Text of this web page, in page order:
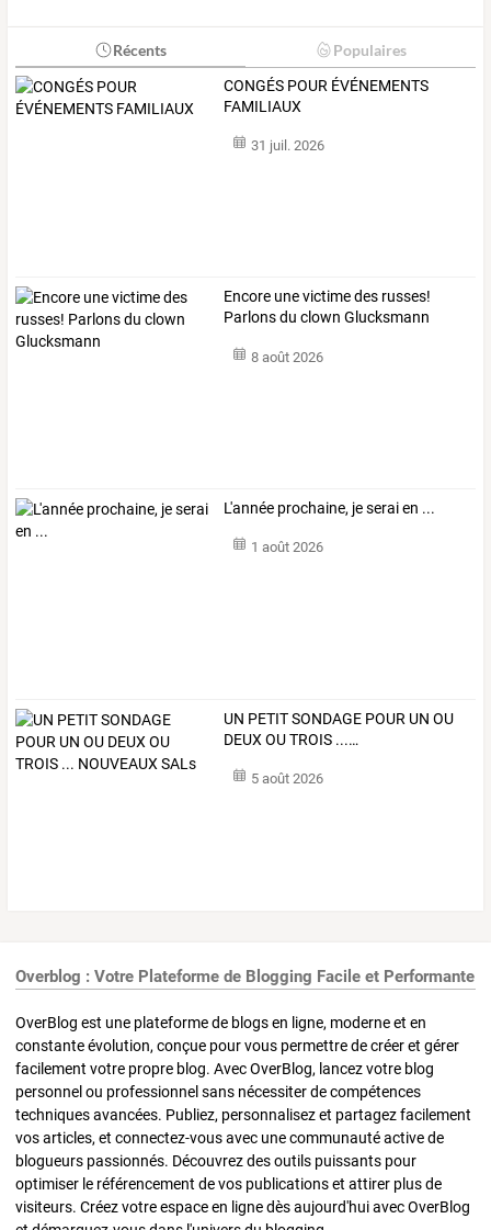
Récents Populaires
CONGÉS POUR ÉVÉNEMENTS
FAMILIAUX
31 juil. 2026
Encore une victime des russes!
Parlons du clown Glucksmann
8 août 2026
L'année prochaine, je serai en ...
1 août 2026
UN PETITSONDAGE POUR UN OU
DEUX OUTROIS ...…
5 août 2026
Overblog : Votre Plateforme de Blogging Facile et Performante
OverBlog est une plateforme de blogs en ligne, moderne et en
constante évolution, conçue pour vous permettre de créer et gérer
facilement votre propre blog. Avec OverBlog, lancez votre blog
personnel ou professionnel sans nécessiter de compétences
techniques avancées. Publiez, personnalisez et partagez facilement
vos articles, et connectez-vous avec une communauté active de
blogueurs passionnés. Découvrez des outils puissants pour
optimiser le référencement de vos publications et attirer plus de
visiteurs. Créez votre espace en ligne dès aujourd'hui avec OverBlog